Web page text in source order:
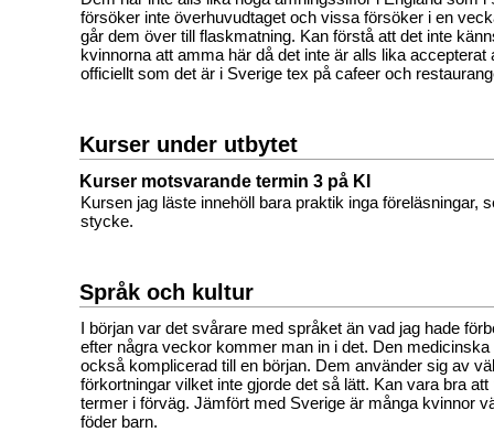
försöker inte överhuvudtaget och vissa försöker i en
går dem över till flaskmatning. Kan förstå att det inte
kvinnorna att amma här då det inte är alls lika accepterat
officiellt som det är i Sverige tex på cafeer och
Kurser under utbytet
Kurser motsvarande termin 3 på KI
Kursen jag läste innehöll bara praktik inga föreläsningar,
stycke.
Språk och kultur
I början var det svårare med språket än vad jag hade
efter några veckor kommer man in i det. Den
också komplicerad till en början. Dem använder sig av
förkortningar vilket inte gjorde det så lätt. Kan vara bra att
termer i förväg. Jämfört med Sverige är många kvinnor
föder barn.